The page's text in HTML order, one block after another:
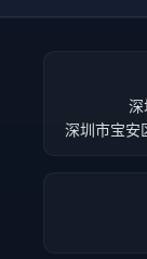
深
深圳市宝安